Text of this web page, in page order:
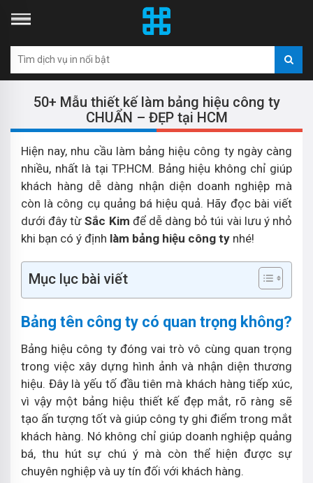
50+ Mẫu thiết kế làm bảng hiệu công ty
CHUẨN – ĐẸP tại HCM
Hiện nay, nhu cầu làm bảng hiệu công ty ngày càng
nhiều, nhất là tại TP.HCM. Bảng hiệu không chỉ giúp
khách hàng dễ dàng nhận diện doanh nghiệp mà
còn là công cụ quảng bá hiệu quả. Hãy đọc bài viết
dưới đây từSắc Kim để dễ dàng bỏ túi vài lưu ý nhỏ
khi bạn có ý định làm bảng hiệu công ty nhé!
Mục lục bài viết
Bảng tên công ty có quan trọng không?
Bảng hiệu công ty đóng vai trò vô cùng quan trọng
trong việc xây dựng hình ảnh và nhận diện thương
hiệu. Đây là yếu tố đầu tiên mà khách hàng tiếp xúc,
vì vậy một bảng hiệu thiết kế đẹp mắt, rõ ràng sẽ
tạo ấn tượng tốt và giúp công ty ghi điểm trong mắt
khách hàng. Nó không chỉ giúp doanh nghiệp quảng
bá, thu hút sự chú ý mà còn thể hiện được sự
chuyên nghiệp và uy tín đối với khách hàng.